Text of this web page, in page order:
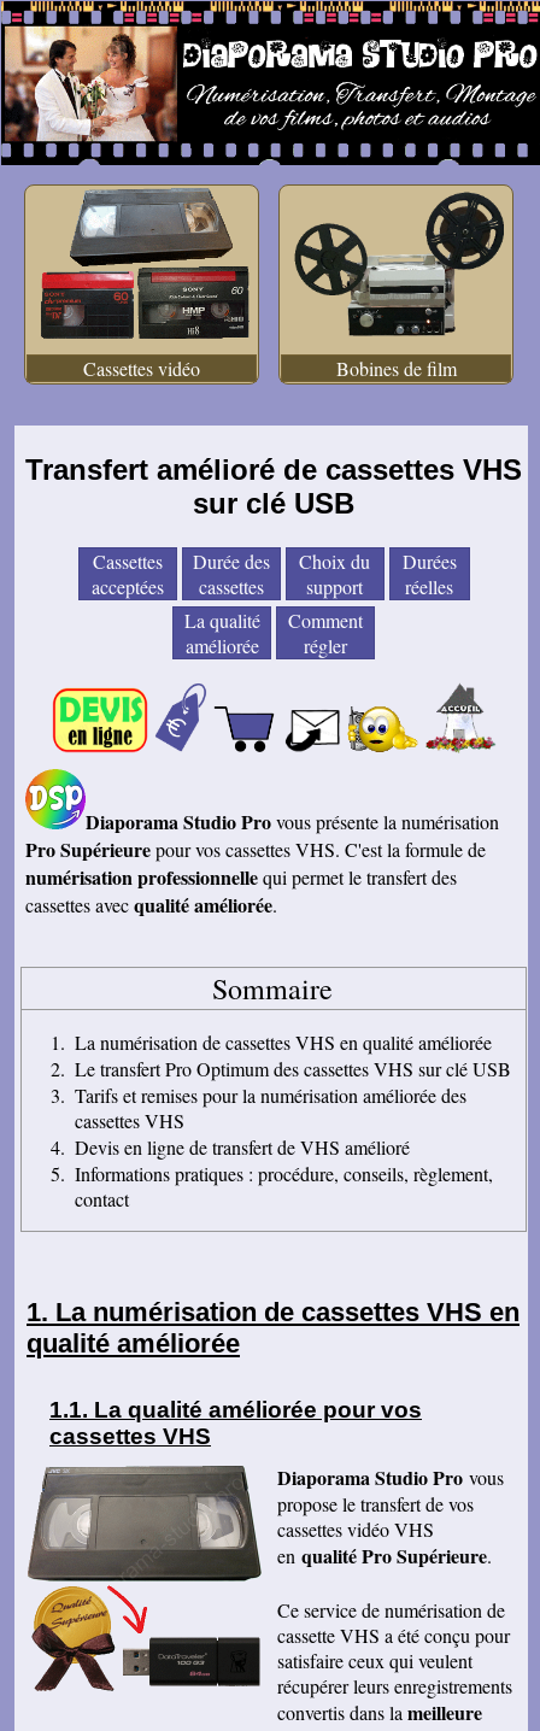
Cassettes vidéo Bobines de film
Transfert amélioré de cassettes VHS
sur clé USB
Cassettes
acceptées
Durée des
cassettes
Choix du
support
Durées
réelles
La qualité
améliorée
Comment
régler
Diaporama Studio Provous présente la numérisation
Pro Supérieurepour vos cassettes VHS. C'est la formule de
numérisation professionnellequi permet le transfert des
cassettes avecqualité améliorée.
Sommaire
La numérisation de cassettes VHS en qualité améliorée
Le transfert Pro Optimum des cassettes VHS sur clé USB
Tarifs et remises pour la numérisation améliorée des
cassettes VHS
Devis en ligne de transfert de VHS amélioré
Informations pratiques : procédure, conseils, règlement,
contact
La numérisation de cassettes VHS en
qualité améliorée
La qualité améliorée pour vos
cassettes VHS
Diaporama Studio Pro vous
propose le transfert de vos
cassettes vidéo VHS
en qualité Pro Supérieure.
Ce service de numérisation de
cassette VHS a été conçu pour
satisfaire ceux qui veulent
récupérer leurs enregistrements
convertis dans la meilleure